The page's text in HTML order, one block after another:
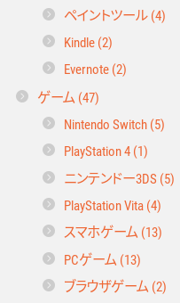
ペイントツール (4)
Kindle (2)
Evernote (2)
ゲーム (47)
Nintendo Switch (5)
PlayStation 4 (1)
ニンテンドー3DS (5)
PlayStation Vita (4)
スマホゲーム (13)
PCゲーム (13)
ブラウザゲーム (2)